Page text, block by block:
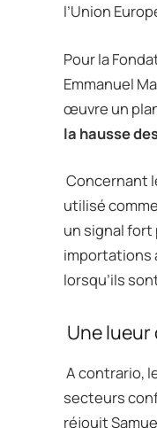
l’Union
Pour la
Emmanuel
œuvre un
la hausse
Concernant
utilisé
un signal fort
importations
lorsqu’ils
Une lueur
A contrario,
secteurs
réjouit